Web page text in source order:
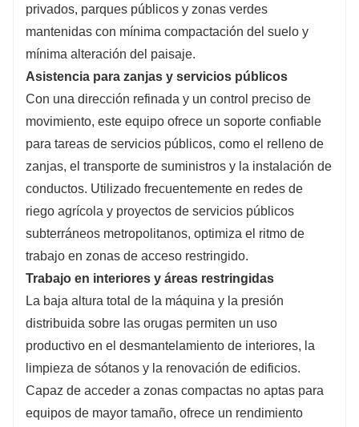
privados, parques públicos y zonas verdes
mantenidas con mínima compactación del suelo y
mínima alteración del paisaje.
Asistencia para zanjas y servicios públicos
Con una dirección refinada y un control preciso de
movimiento, este equipo ofrece un soporte confiable
para tareas de servicios públicos, como el relleno de
zanjas, el transporte de suministros y la instalación de
conductos. Utilizado frecuentemente en redes de
riego agrícola y proyectos de servicios públicos
subterráneos metropolitanos, optimiza el ritmo de
trabajo en zonas de acceso restringido.
Trabajo en interiores y áreas restringidas
La baja altura total de la máquina y la presión
distribuida sobre las orugas permiten un uso
productivo en el desmantelamiento de interiores, la
limpieza de sótanos y la renovación de edificios.
Capaz de acceder a zonas compactas no aptas para
equipos de mayor tamaño, ofrece un rendimiento